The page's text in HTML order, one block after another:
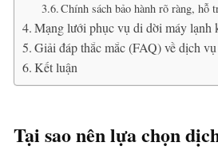
Chính sách bảo hành rõ ràng, hỗ
Mạng lưới phục vụ di dời máy lạnh
Giải đáp thắc mắc (FAQ) về dịch
Kết luận
Tại sao nên lựa chọn